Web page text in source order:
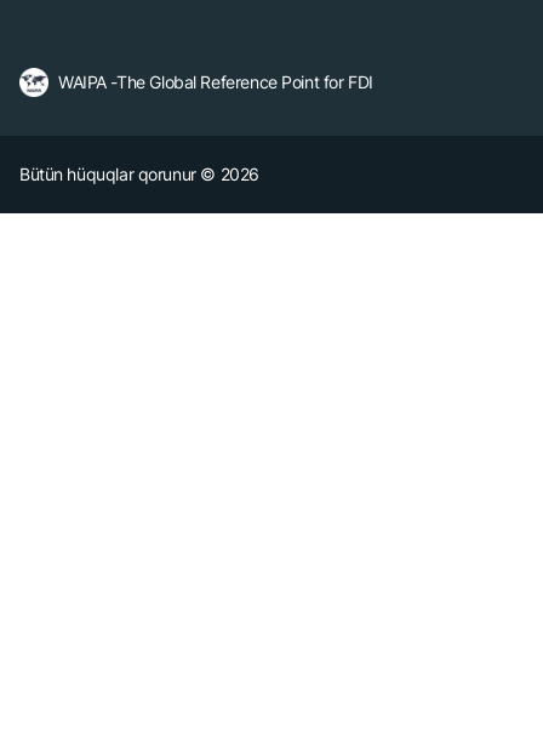
WAIPA -The Global Reference Point for FDI
Bütün hüquqlar qorunur © 2026